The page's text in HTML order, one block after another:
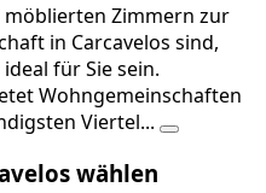
möblierten Zimmern zur
in Carcavelos sind,
für Sie sein.
Wohngemeinschaften
Viertel...
wählen